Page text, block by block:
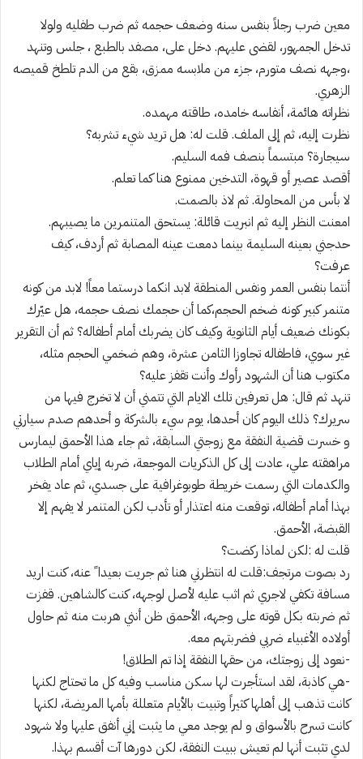
معين ضرب رجلاً بنفس سنه وضعف حجمه ثم ضرب طفليه ولولا
تدخل الجمهور، لقضى عليهم. دخل على، مصفد بالطبع ، جلس وتنهد
،وجهه نصف متورم، جزء من ملابسه ممزق، بقع من الدم تلطخ قميصه
الزهري.
نظراته هائمة، أنفاسه خامده، طاقته مهمده.
نظرت إليه، ثم إلى الملف. قلت له: هل تريد شيء تشربه؟
سيجارة؟ مبتسماً بنصف فمه السليم.
أقصد عصير أو قهوة، التدخين ممنوع هنا كما تعلم.
لا بأس من المحاولة. ثم لاذ بالصمت.
امعنت النظر إليه ثم انبريت قائلة: يستحق المتنمرين ما يصيبهم.
حدجني بعينه السليمة بينما دمعت عينه المصابة ثم أردف، كيف
عرفت؟
أنتما بنفس العمر ونفس المنطقة لابد انكما درستما معاً! لابد من كونه
متنمر كبير كونه ضخم الحجم،كما أن حجمك نصف حجمه، هل عيّرك
بكونك ضعيف أيام الثانوية وكيف كان يضربك أمام أطفاله؟ ثم أن التقرير
غير سوي، فاطفاله تجاوزا الثامن عشرة، وهم ضخمي الحجم مثله،
مكتوب هنا أن الشهود رأوك وأنت تقفز عليه؟
تنهد ثم قال: هل تعرفين تلك الايام التي تتمني أن لا تخرج فيها من
سريرك؟ ذلك اليوم كان أحدها، يوم سيء بالشركة و أحدهم صدم سيارتي
و خسرت قضية النفقة مع زوجتي السابقة، ثم جاء هذا الأحمق ليمارس
مراهقته علي، عادت إلى كل الذكريات الموجعة، ضربه إياي أمام الطلاب
والكدمات التي رسمت خريطة طوبوغرافية على جسدي، ثم عاد يفخر
بهذا أمام أطفاله، توقعت منه اعتذار أو تأدب لكن المتنمر لا يفهم إلا
القبضة، الأحمق.
قلت له :لكن لماذا ركضت؟
رد بصوت مرتجف:قلت له انتظرني هنا ثم جريت بعيدا ً عنه، كنت اريد
مسافة تكفي لاجري ثم اثب عليه لأصل لوجهه، كنت كالشاهين. قفزت
ثم ضربته بكل قوته على وجهه، الأحمق ظن أنني هربت منه ثم حاول
أولاده الأغبياء ضربي فضربتهم معه.
-نعود إلى زوجتك، من حقها النفقة إذا تم الطلاق!
-هي كاذبة، لقد استأجرت لها سكن مناسب وفيه كل ما تحتاج لكنها
كانت تذهب إلى أهلها كثيراً وتبيت بالأيام متعللة بأمها المريضة، لكنها
كانت تسرح بالأسواق و لم يوجد معي ما يثبت إني أنفق عليها ولا شهود
لدي تثبت أنها لم تعيش ببيت النفقة، لكن دورها آت أقسم بهذا.